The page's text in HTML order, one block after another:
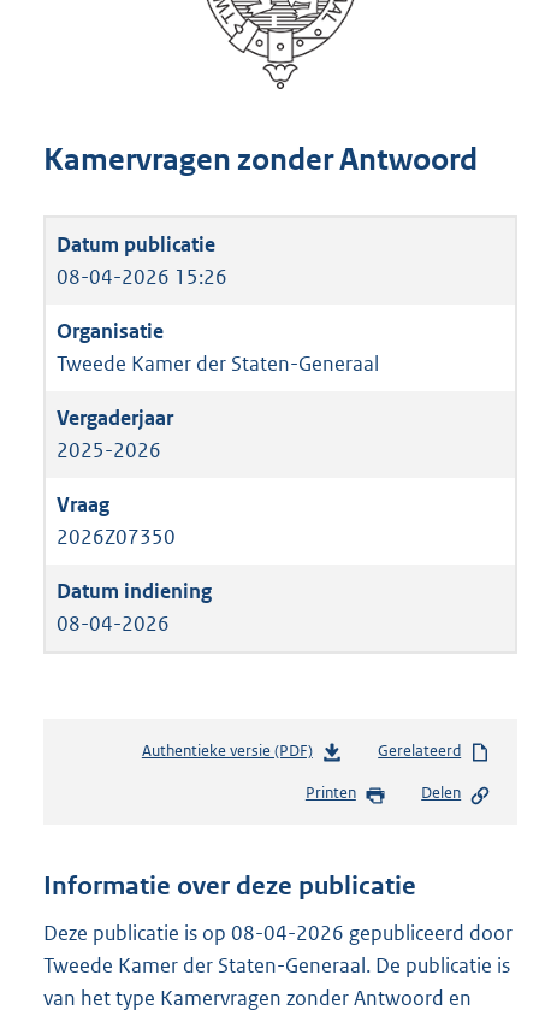
Kamervragen zonder Antwoord
08-04-2026 15:26
Tweede Kamer der Staten-Generaal
2025-2026
2026Z07350
08-04-2026
Authentieke versie (PDF)b
s
n
s
r
o
Gerelateerd
Printen Delen
Informatie over deze publicatie
Deze publicatie is op 08-04-2026 gepubliceerd door
Tweede Kamer der Staten-Generaal. De publicatie is
van het type Kamervragen zonder Antwoord en